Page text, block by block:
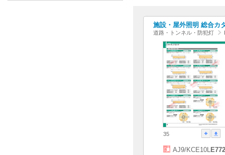
施設・屋外照明 総合カ
道路・トンネル・防犯灯
35
AJ9/KCE10L